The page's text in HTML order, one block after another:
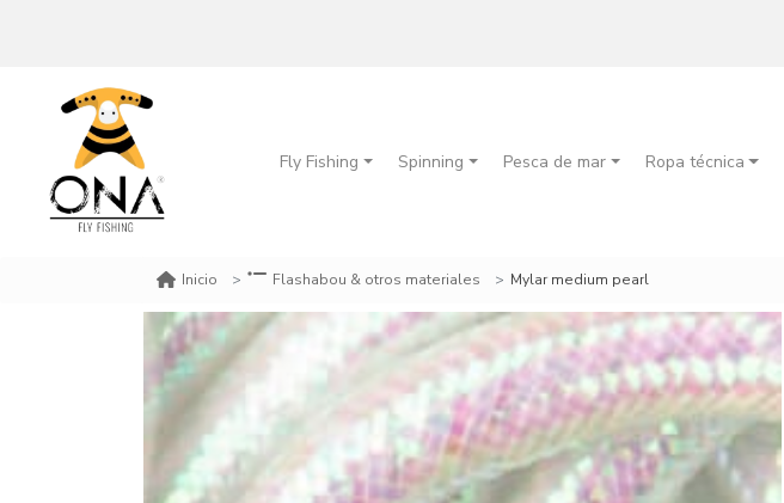
Fly Fishing Spinning Pesca de mar Ropa técnica
Inicio Flashabou & otros materiales Mylar medium pearl